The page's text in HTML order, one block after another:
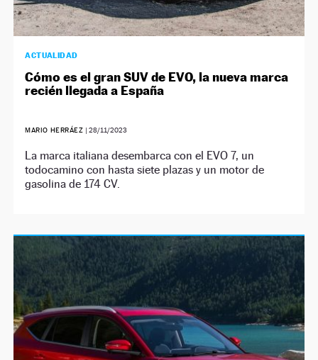
ACTUALIDAD
Cómo es el gran SUV de EVO, la nueva marca
recién llegada a España
MARIO HERRÁEZ |28/11/2023
La marca italiana desembarca con el EVO 7, un
todocamino con hasta siete plazas y un motor de
gasolina de 174 CV.